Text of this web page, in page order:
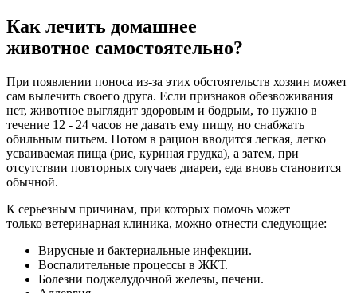
Как лечить домашнее
животное самостоятельно?
При появлении поноса из-за этих обстоятельств хозяин может
сам вылечить своего друга. Если признаков обезвоживания
нет, животное выглядит здоровым и бодрым, то нужно в
течение 12 - 24 часов не давать ему пищу, но снабжать
обильным питьем. Потом в рацион вводится легкая, легко
усваиваемая пища (рис, куриная грудка), а затем, при
отсутствии повторных случаев диареи, еда вновь становится
обычной.
К серьезным причинам, при которых помочь может
только ветеринарная клиника, можно отнести следующие:
Вирусные и бактериальные инфекции.
Воспалительные процессы в ЖКТ.
Болезни поджелудочной железы, печени.